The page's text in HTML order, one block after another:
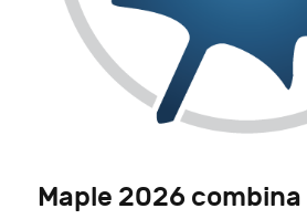
Maple 2026